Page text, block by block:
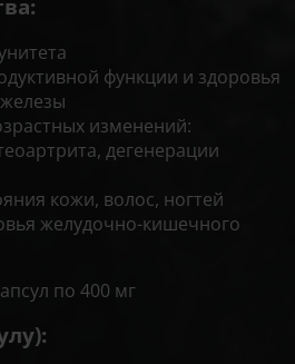
функции и здоровья
изменений:
дегенерации
кожи, волос, ногтей
желудочно-кишечного
по 400 мг